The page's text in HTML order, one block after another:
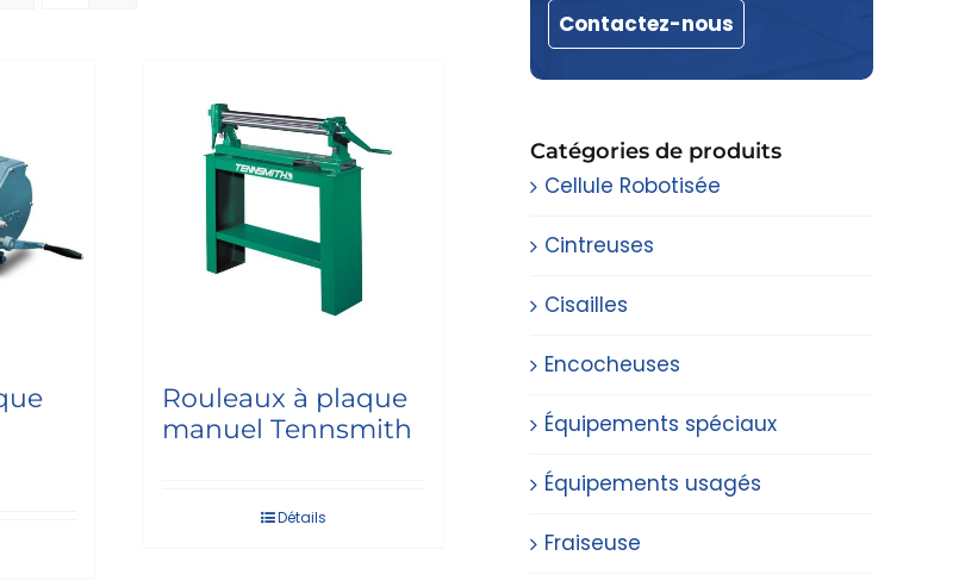
Rouleaux à plaque
manuel Tennsmith
Détails
Contactez-nous
Catégories de produits
Cellule Robotisée
Cintreuses
Cisailles
Encocheuses
Équipements spéciaux
Équipements usagés
Fraiseuse